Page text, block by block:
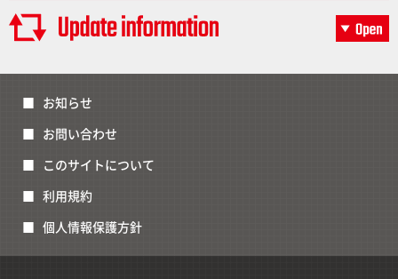
お知らせ
お問い合わせ
このサイトについて
利用規約
個人情報保護方針